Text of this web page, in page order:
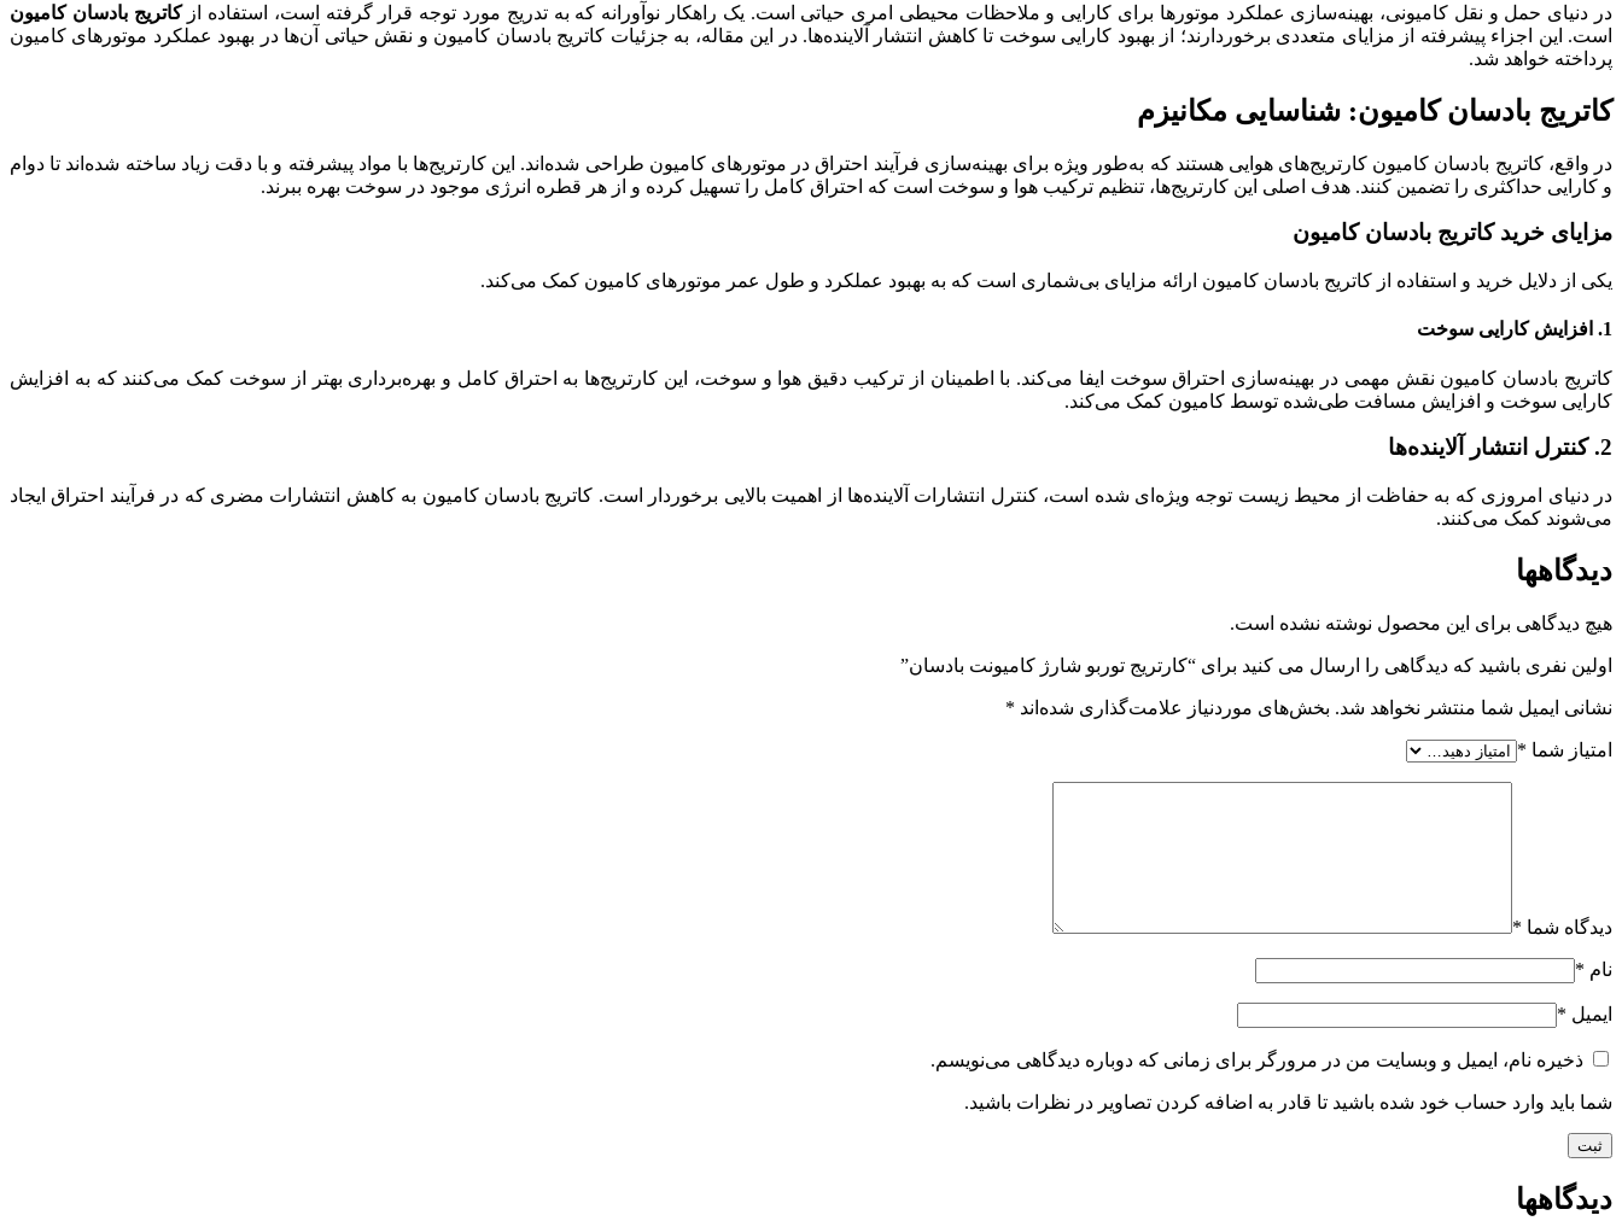
در دنیای حمل و نقل کامیونی، بهینه‌سازی عملکرد موتورها برای کارایی و ملاحظات محیطی امری حیاتی است. یک راهکار نوآورانه که به تدریج مورد توجه قرار گرفته است، استفاده ازکاتریج بادسان کامیون
است. این اجزاء پیشرفته از مزایای متعددی برخوردارند؛ از بهبود کارایی سوخت تا کاهش انتشار آلاینده‌ها. در این مقاله، به جزئیات کاتریج بادسان کامیون و نقش حیاتی آن‌ها در بهبود عملکرد موتورهای کامیون
پرداخته خواهد شد.
کاتریج بادسان کامیون: شناسایی مکانیزم
در واقع، کاتریج بادسان کامیون کارتریج‌های هوایی هستند که به‌طور ویژه برای بهینه‌سازی فرآیند احتراق در موتورهای کامیون طراحی شده‌اند. این کارتریج‌ها با مواد پیشرفته و با دقت زیاد ساخته شده‌اند تا دوام
و کارایی حداکثری را تضمین کنند. هدف اصلی این کارتریج‌ها، تنظیم ترکیب هوا و سوخت است که احتراق کامل را تسهیل کرده و از هر قطره انرژی موجود در سوخت بهره ببرند.
مزایای خرید کاتریج بادسان کامیون
یکی از دلایل خرید و استفاده از کاتریج بادسان کامیون ارائه مزایای بی‌شماری است که به بهبود عملکرد و طول عمر موتورهای کامیون کمک می‌کند.
1. افزایش کارایی سوخت
کاتریج بادسان کامیون نقش مهمی در بهینه‌سازی احتراق سوخت ایفا می‌کند. با اطمینان از ترکیب دقیق هوا و سوخت، این کارتریج‌ها به احتراق کامل و بهره‌برداری بهتر از سوخت کمک می‌کنند که به افزایش
کارایی سوخت و افزایش مسافت طی‌شده توسط کامیون کمک می‌کند.
2. کنترل انتشار آلاینده‌ها
در دنیای امروزی که به حفاظت از محیط زیست توجه ویژه‌ای شده است، کنترل انتشارات آلاینده‌ها از اهمیت بالایی برخوردار است. کاتریج بادسان کامیون به کاهش انتشارات مضری که در فرآیند احتراق ایجاد
می‌شوند کمک می‌کنند.
دیدگاهها
هیچ دیدگاهی برای این محصول نوشته نشده است.
اولین نفری باشید که دیدگاهی را ارسال می کنید برای “کارتریج توربو شارژ کامیونت بادسان”
نشانی ایمیل شما منتشر نخواهد شد. بخش‌های موردنیاز علامت‌گذاری شده‌اند *
امتیاز شما *
دیدگاه شما *
نام *
ایمیل *
ذخیره نام، ایمیل و وبسایت من در مرورگر برای زمانی که دوباره دیدگاهی می‌نویسم.
شما باید وارد حساب خود شده باشید تا قادر به اضافه کردن تصاویر در نظرات باشید.
دیدگاهها